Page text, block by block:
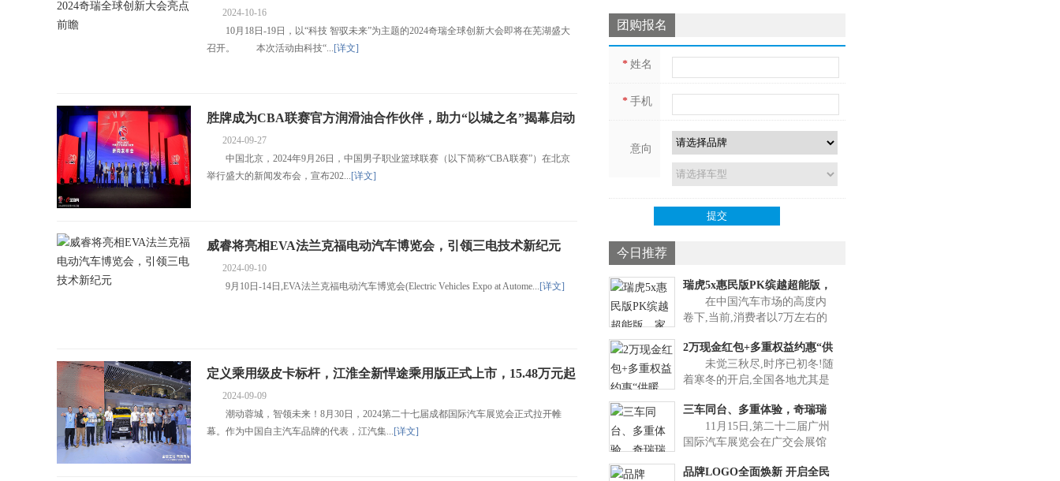
2024-10-16
10月18日-19日，以“科技 智驭未来”为主题的2024奇瑞全球创新大会即将在芜湖盛大
召开。 本次活动由科技“...[详文]
胜牌成为CBA联赛官方润滑油合作伙伴，助力“以城之名”揭幕启动
仪式2024-09-27
中国北京，2024年9月26日，中国男子职业篮球联赛（以下简称“CBA联赛”）在北京
举行盛大的新闻发布会，宣布202...[详文]
威睿将亮相EVA法兰克福电动汽车博览会，引领三电技术新纪元
2024-09-10
9月10日-14日,EVA法兰克福电动汽车博览会(Electric Vehicles Expo at Autome...[详文]
定义乘用级皮卡标杆，江淮全新悍途乘用版正式上市，15.48万元起
2024-09-09
潮动蓉城，智领未来！8月30日，2024第二十七届成都国际汽车展览会正式拉开帷
幕。作为中国自主汽车品牌的代表，江汽集...[详文]
团购报名
* 姓名
* 手机
意向
今日推荐
瑞虎5x惠民版PK缤越超能版，
家庭“
在中国汽车市场的高度内
卷下,当前,消费者以7万左右的
越、性能稳定的入门级SUV
了。其中,瑞
2万现金红包+多重权益约惠“供
暖季”
未觉三秋尽,时序已初冬!随
着寒冬的开启,全国各地尤其是
期而至的“暖流”如同贴心的拥
三车同台、多重体验，奇瑞瑞
虎广州车展
11月15日,第二十二届广州
国际汽车展览会在广交会展馆
虎9 C-DM、瑞虎8L及全新瑞虎
品牌LOGO全面焕新 开启全民